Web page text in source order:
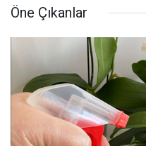
Öne Çıkanlar